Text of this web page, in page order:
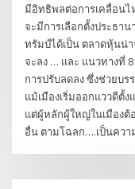
มีอิทธิพลต่อการเคลื่อนไ
จะมีการเลือกตั้งประธา
ทรัมป์ได้เป็น ตลาดหุ้นน่
จะลง … และ แนวทางที่
การปรับลดลง ซึ่งช่วยบ
แม้เมืองเริ่มออกแววดีตั้ง
แต่ผู้หลักผู้ใหญ่ในเมืองต้
อื่น ตามโฉลก….เป็นควา